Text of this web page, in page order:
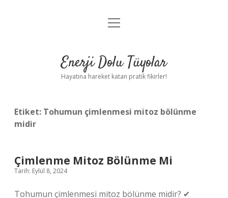
Anasayfa
Yasal Uyarı
menüyü
Enerji Dolu Tüyolar
Hayatına hareket katan pratik fikirler!
Etiket: Tohumun çimlenmesi mitoz bölünme
midir
Çimlenme Mitoz Bölünme Mi
Tarih: Eylül 8, 2024
Tohumun çimlenmesi mitoz bölünme midir? ✔